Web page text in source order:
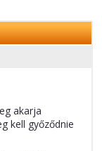
akarja
kell győződnie